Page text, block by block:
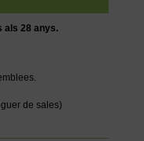
als 28 anys.
de sales)